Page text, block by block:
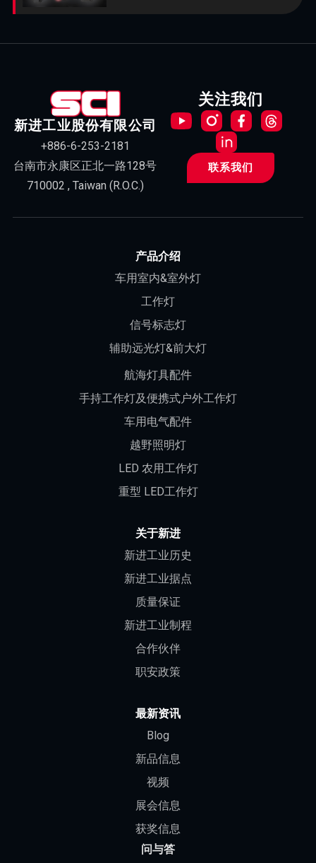
新进工业股份有限公司
+886-6-253-2181
台南市永康区正北一路128号
710002 , Taiwan (R.O.C.)
关注我们
联系我们
产品介绍
车用室内&室外灯
工作灯
信号标志灯
辅助远光灯&前大灯
航海灯具配件
手持工作灯及便携式户外工作灯
车用电气配件
越野照明灯
LED 农用工作灯
重型 LED工作灯
关于新进
新进工业历史
新进工业据点
质量保证
新进工业制程
合作伙伴
职安政策
最新资讯
Blog
新品信息
视频
展会信息
获奖信息
问与答